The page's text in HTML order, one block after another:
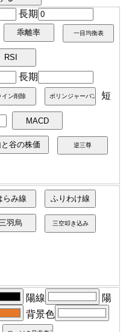
長期
長期
短
陽線
陽
背景色